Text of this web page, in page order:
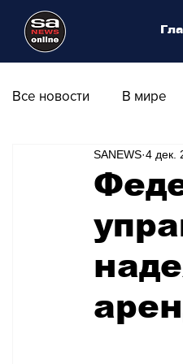
Все новости В мире
Общество Армия
Транспорт
SANEWS 4 дек.